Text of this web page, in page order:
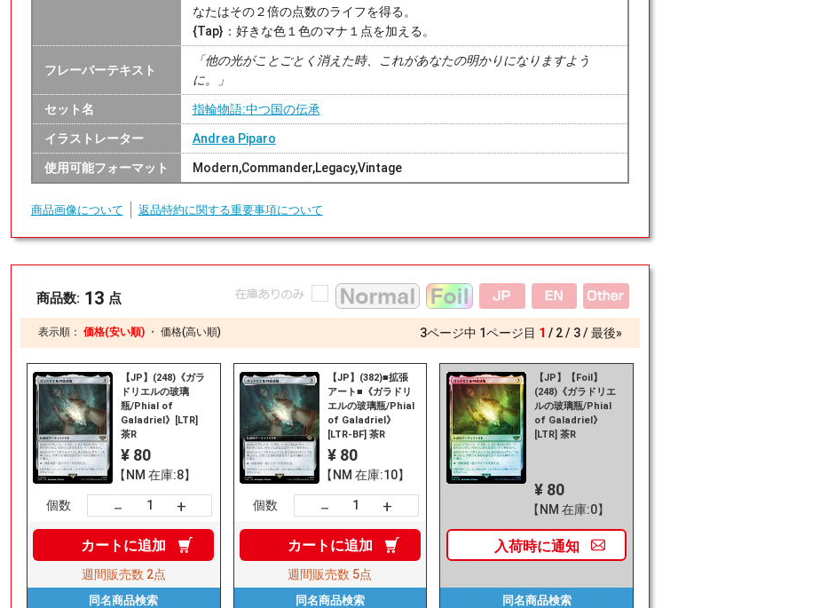
なたはその２倍の点数のライフを得る。
{Tap}：好きな色１色のマナ１点を加える。
フレーバーテキスト
「他の光がことごとく消えた時、これがあなたの明かりになりますよう
に。」
セット名 指輪物語:中つ国の伝承
イラストレーター Andrea Piparo
使用可能フォーマット Modern,Commander,Legacy,Vintage
商品画像について 返品特約に関する重要事項について
商品数: 13 点
表示順： 価格(安い順) ・ 価格(高い順) 3ページ中 1ページ目 1 2 3 最後»
【JP】(248)《ガラ
ドリエルの玻璃
瓶/Phial of
Galadriel》[LTR]
茶R
¥ 80
【NM 在庫:8】
個数 － +
カートに追加
週間販売数 2点
同名商品検索
【JP】(382)■拡張
アート■《ガラドリ
エルの玻璃瓶/Phial
of Galadriel》
[LTR-BF] 茶R
¥ 80
【NM 在庫:10】
個数 － +
カートに追加
週間販売数 5点
同名商品検索
【JP】【Foil】
(248)《ガラドリエ
ルの玻璃瓶/Phial
of Galadriel》
[LTR] 茶R
¥ 80
【NM 在庫:0】
入荷時に通知
同名商品検索